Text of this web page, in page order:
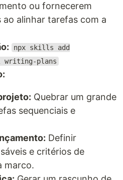
ou fornecerem
alinhar tarefas com a
npx skills add
writing-plans
Quebrar um grande
sequenciais e
Definir
e critérios de
marco.